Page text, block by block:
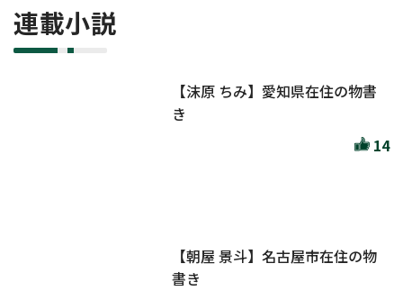
連載小説
【沫原 ちみ】愛知県在住の物書
き
14
【朝屋 景斗】名古屋市在住の物
書き